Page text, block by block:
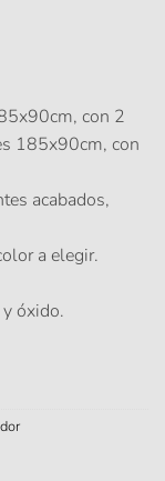
con 2
185x90cm, con
acabados,
a elegir.
óxido.